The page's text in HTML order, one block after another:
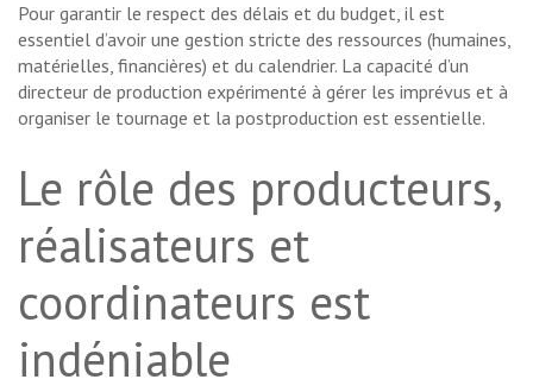
Pour garantir le respect des délais et du budget, il est
essentiel d’avoir une gestion stricte des ressources (humaines,
matérielles, financières) et du calendrier. La capacité d’un
directeur de production expérimenté à gérer les imprévus et à
organiser le tournage et la postproduction est essentielle.
Le rôle des producteurs,
réalisateurs et
coordinateurs est
indéniable